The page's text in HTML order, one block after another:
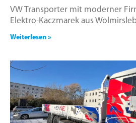
VW Transporter mit moderner
Elektro-Kaczmarek aus
Weiterlesen »